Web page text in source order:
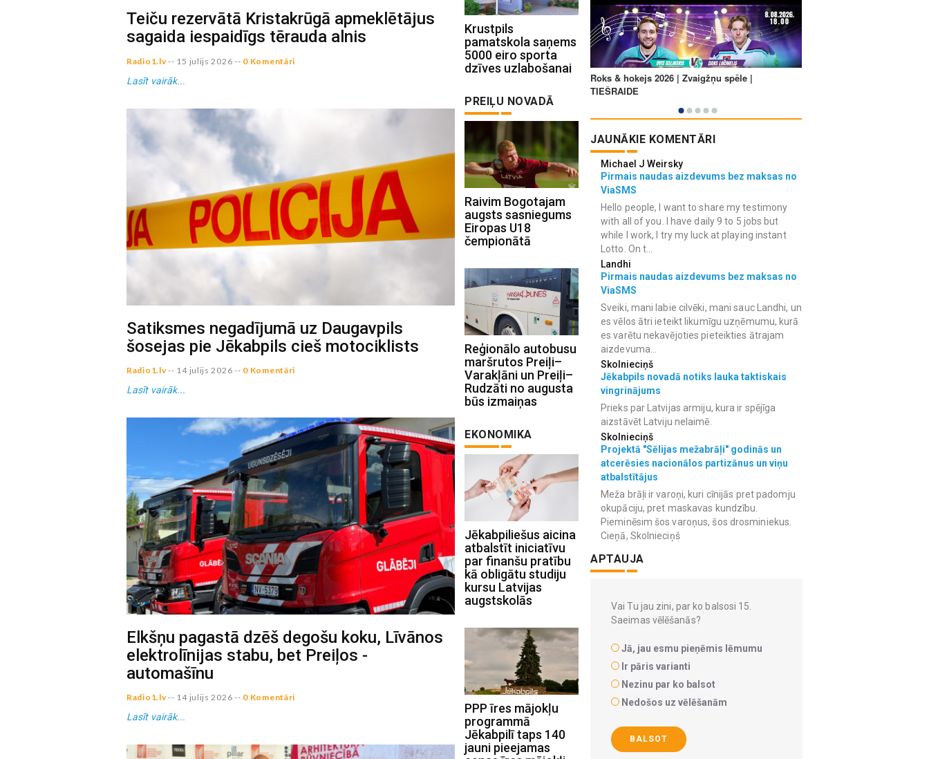
Teiču rezervātā Kristakrūgā apmeklētājus
sagaida iespaidīgs tērauda alnis
Radio1.lv-- 15 julijs 2026 -- 0 Komentāri
Lasīt vairāk...
Satiksmes negadījumā uz Daugavpils
šosejas pie Jēkabpils cieš motociklists
Radio1.lv-- 14 julijs 2026 -- 0 Komentāri
Lasīt vairāk...
Elkšņu pagastā dzēš degošu koku, Līvānos
elektrolīnijas stabu, bet Preiļos -
automašīnu
Radio1.lv-- 14 julijs 2026 -- 0 Komentāri
Lasīt vairāk...
Krustpils
pamatskola saņems
5000 eiro sporta
dzīves uzlabošanai
PREIĻU NOVADĀ
Raivim Bogotajam
augsts sasniegums
Eiropas U18
čempionātā
Reģionālo autobusu
maršrutos Preiļi–
Varakļāni un Preiļi–
Rudzāti no augusta
būs izmaiņas
EKONOMIKA
Jēkabpiliešus aicina
atbalstīt iniciatīvu
par finanšu pratību
kā obligātu studiju
kursu Latvijas
augstskolās
PPP īres mājokļu
programmā
Jēkabpilī taps 140
jauni pieejamas
JAUNĀKIE KOMENTĀRI
Michael J Weirsky
Pirmais naudas aizdevums bez maksas no
ViaSMS
Hello people, I want to share my testimony
with all of you. I have daily 9 to 5 jobs but
while I work, I try my luck at playing instant
Lotto. On t...
Landhi
Pirmais naudas aizdevums bez maksas no
ViaSMS
Sveiki, mani labie cilvēki, mani sauc Landhi, un
es vēlos ātri ieteikt likumīgu uzņēmumu, kurā
es varētu nekavējoties pieteikties ātrajam
aizdevuma...
Skolnieciņš
Jēkabpils novadā notiks lauka taktiskais
vingrinājums
Prieks par Latvijas armiju, kura ir spējīga
aizstāvēt Latviju nelaimē.
Skolnieciņš
Projektā "Sēlijas mežabrāļi" godinās un
atcerēsies nacionālos partizānus un viņu
atbalstītājus
Meža brāļi ir varoņi, kuri cīnijās pret padomju
okupāciju, pret maskavas kundzību.
Pieminēsim šos varoņus, šos drosminiekus.
Cieņā, Skolnieciņš
APTAUJA
Vai Tu jau zini, par ko balsosi 15.
Saeimas vēlēšanās?
Jā, jau esmu pieņēmis lēmumu
Ir pāris varianti
Nezinu par ko balsot
Nedošos uz vēlēšanām
BALSOT